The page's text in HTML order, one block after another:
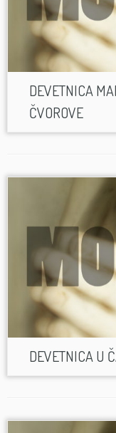
DEVETNICA
ČVOROVE
DEVETNICA U